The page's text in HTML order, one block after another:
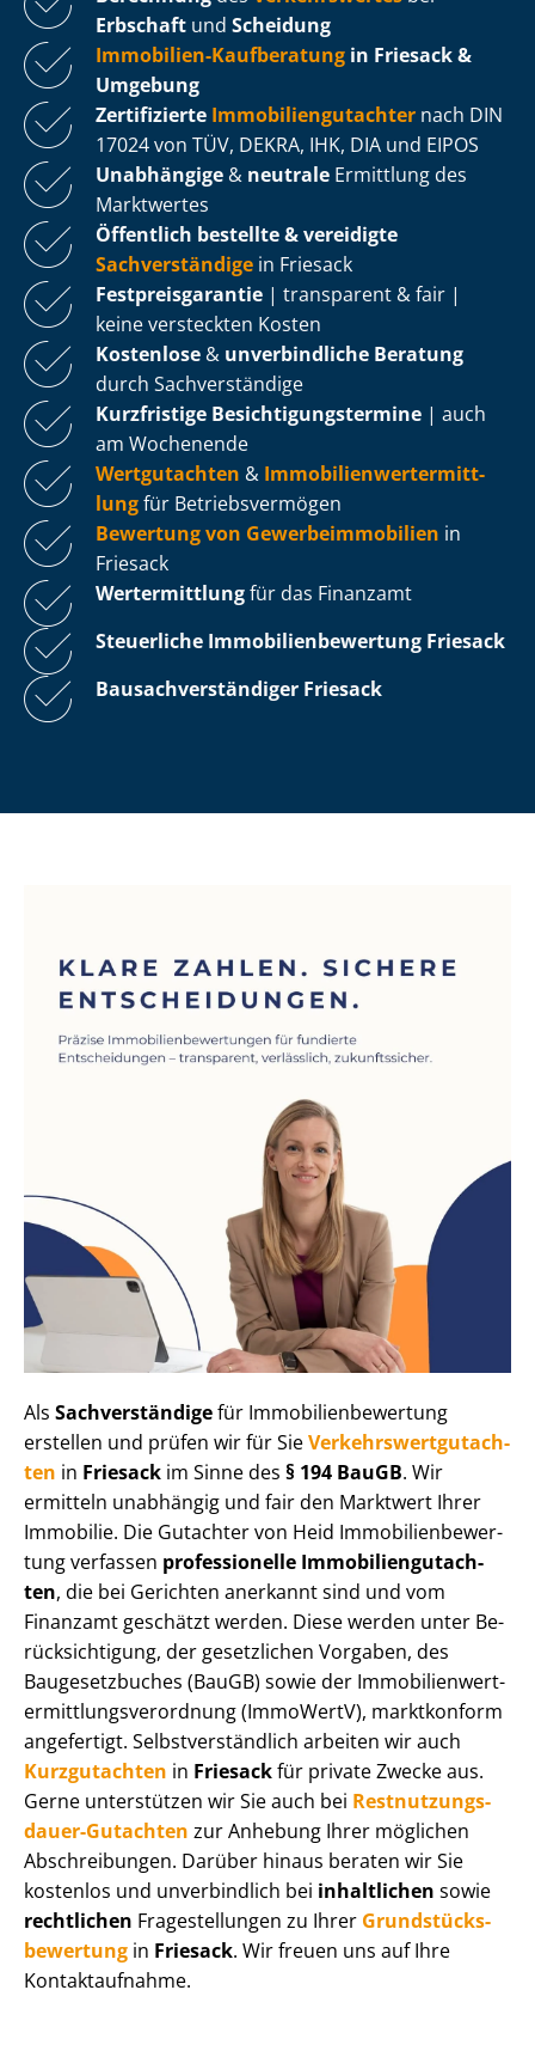
Erbschaft und Scheidung
Immobilien-Kaufberatung in Friesack &
Umgebung
Zertifizierte Im­mo­bi­li­en­gut­ach­ter nach DIN
17024 von TÜV, DEKRA, IHK, DIA und EIPOS
Unabhängige & neutrale Ermittlung des
Marktwertes
Öffentlich bestellte & vereidigte
Sachverständige in Friesack
Fest­preis­ga­ran­tie | transparent & fair |
keine versteckten Kosten
Kostenlose & unverbindliche Beratung
durch Sachverständige
Kurzfristige Be­sich­ti­gungs­ter­mi­ne | auch
am Wochenende
Wertgutachten & Im­mo­bi­li­en­wert­ermitt­
lungfür Be­triebs­ver­mö­gen
Bewertung von Ge­wer­be­im­mo­bi­li­en in
Friesack
Wertermittlungfür das Finanzamt
Steuerliche Im­mo­bi­li­en­be­wer­tung Friesack
Bau­sach­ver­stän­di­ger Friesack
Als Sachverständigefür Im­mo­bi­li­en­be­wer­tung
erstellen und prüfen wir für SieVer­kehrs­wert­gut­ach­
ten in Friesack im Sinne des § 194 BauGB. Wir
ermitteln unabhängig und fair den Marktwert Ihrer
Immobilie. Die Gutachter von Heid Im­mo­bi­li­en­be­wer­
tung verfassen professionelle Im­mo­bi­li­en­gut­ach­
ten, die bei Gerichten anerkannt sind und vom
Finanzamt geschätzt werden. Diese werden unter Be­
rück­sich­ti­gung, der gesetzlichen Vorgaben, des
Baugesetzbuches (BauGB) sowie der Im­mo­bi­li­en­wert­
ermitt­lungs­ver­ord­nung (ImmoWertV), marktkonform
angefertigt. Selbst­ver­ständ­lich arbeiten wir auch
Kurzgutachten in Friesackfür private Zwecke aus.
Gerne unterstützen wir Sie auch bei Rest­nut­zungs­
dau­er-Gutachten zur Anhebung Ihrer möglichen
Abschreibungen. Darüber hinaus beraten wir Sie
kostenlos und unverbindlich bei inhaltlichen sowie
rechtlichen Fragestellungen zu Ihrer Grund­stücks­
be­wer­tung in Friesack. Wir freuen uns auf Ihre
Kontaktaufnahme.